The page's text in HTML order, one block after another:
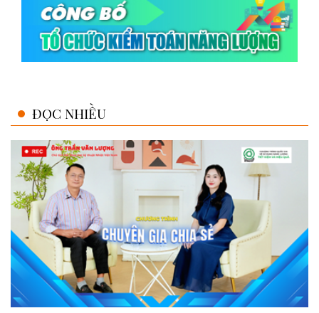
ĐỌC NHIỀU